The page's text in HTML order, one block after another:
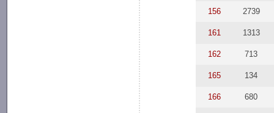
156 2739
161 1313
162 713
165 134
166 680